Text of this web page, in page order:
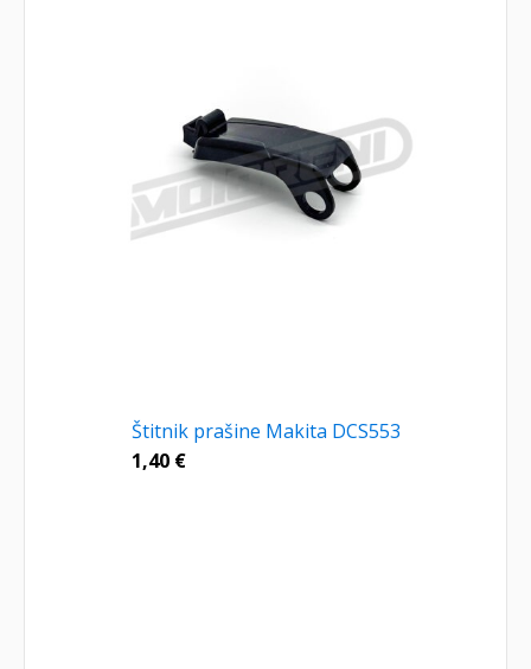
Štitnik prašine Makita DCS553
1,40 €